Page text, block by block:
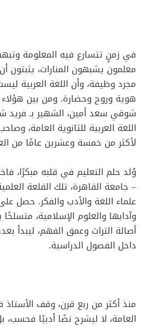
في زمنٍ تتسارع فيه المعلومة
معلمون يشبهون المنارات، يثبتون
مجرد وظيفة، وأن اللغة العربية
هوية وروح وحضارة. ومن بين هؤلاء
شوقي سعد أمين، الشهير بـ فريد
اللغة العربية للثانوية العامة،
لأكثر من خمسة وعشرين عامًا من
وُلد حلم التعليم في قلبه مبكرًا،
– جامعة القاهرة، تلك القلعة
علماء اللغة والأدب والفكر. حصل
وآدابها والعلوم الإسلامية،
أصالة التراث وعمق الفهم، ليبدأ
داخل الفصول الدراسية.
منذ أكثر من ربع قرن، وقف الأستاذ
العامة، لا ليشرح نصًا أدبيًا